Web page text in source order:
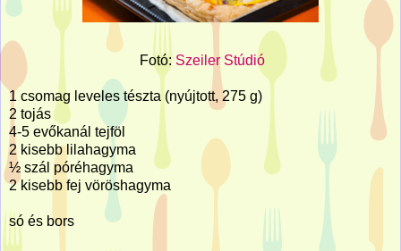
Fotó: Szeiler Stúdió
1 csomag leveles tészta (nyújtott, 275 g)
2 tojás
4-5 evőkanál tejföl
2 kisebb lilahagyma
½ szál póréhagyma
2 kisebb fej vöröshagyma
só és bors